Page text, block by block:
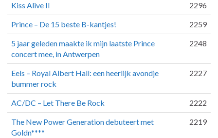
Kiss Alive II 2296
Prince – De 15 beste B-kantjes! 2259
5 jaar geleden maakte ik mijn laatste Prince
concert mee, in Antwerpen
2248
Eels – Royal Albert Hall: een heerlijk avondje
bummer rock
2227
AC/DC – Let There Be Rock 2222
The New Power Generation debuteert met
Goldn****
2219